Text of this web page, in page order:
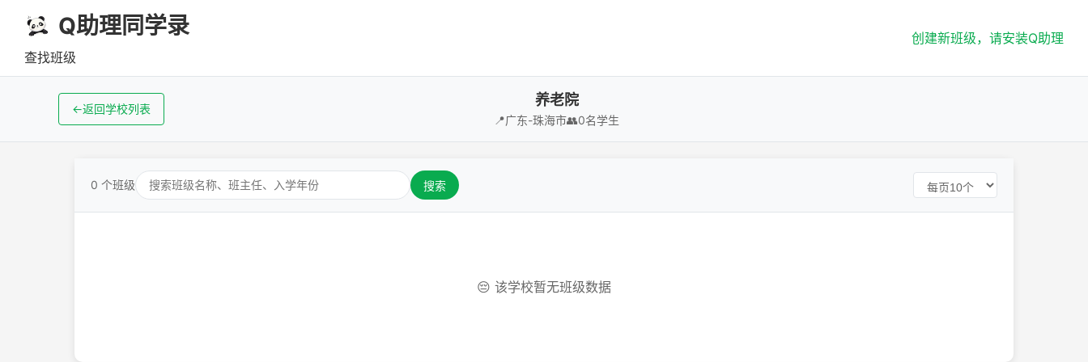
Q助理同学录
查找班级
创建新班级，请安装Q助理
←返回学校列表
养老院
📍广东-珠海市👥0名学生
0 个班级 搜索
😔 该学校暂无班级数据